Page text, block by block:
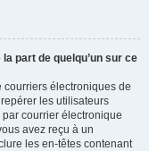
part de quelqu’un sur ce
courriers électroniques de
les utilisateurs
courrier électronique
avez reçu à un
les en-têtes contenant